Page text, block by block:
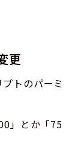
更
トのパーミ
」とか「75